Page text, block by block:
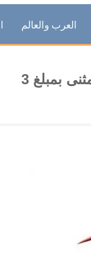
العرب والعالم
النزاهة ترصد ابرام عقد لمصلحة شقيق محافظ المثنى بمبلغ 3